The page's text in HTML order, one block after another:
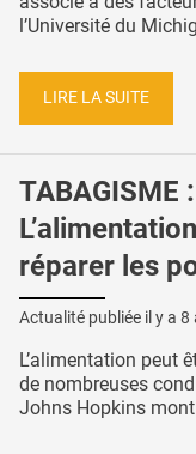
l’Université du
LIRE LA SUITE
TABAGISME
réparer les
Actualité publiée il y a 8
L’alimentation peut
de nombreuses
Johns Hopkins